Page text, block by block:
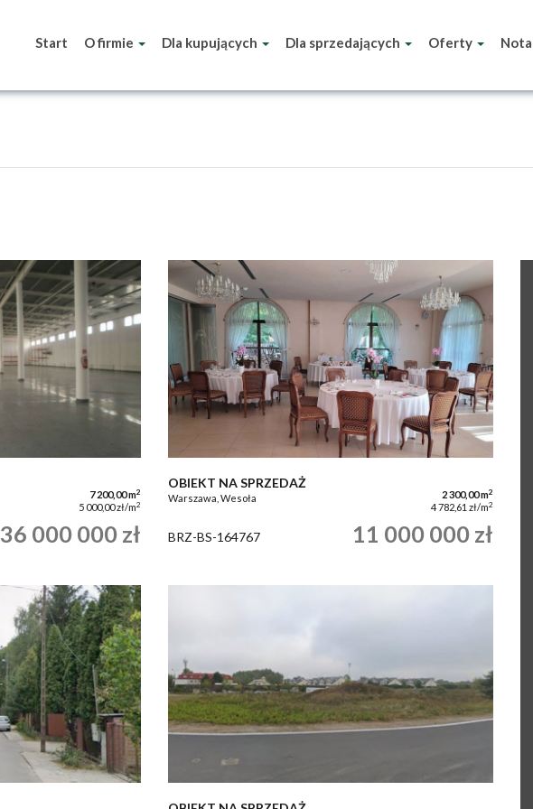
Start O firmie Dla kupujących Dla sprzedających Oferty
7 200,00 m2
5 000,00 zł/m2
36 000 000 zł
OBIEKT NA SPRZEDAŻ
Warszawa, Wesoła 2 300,00 m2
4 782,61 zł/m2
BRZ-BS-164767 11 000 000 zł